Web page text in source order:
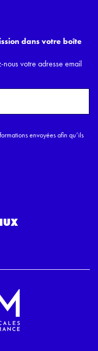
dans votre boîte
nous votre adresse email
envoyées afin qu’ils